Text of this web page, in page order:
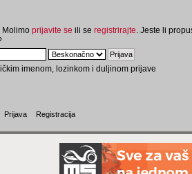
. Molimo prijavite se ili se registrirajte . Jeste li
imenom, lozinkom i duljinom prijave
Prijava Registracija